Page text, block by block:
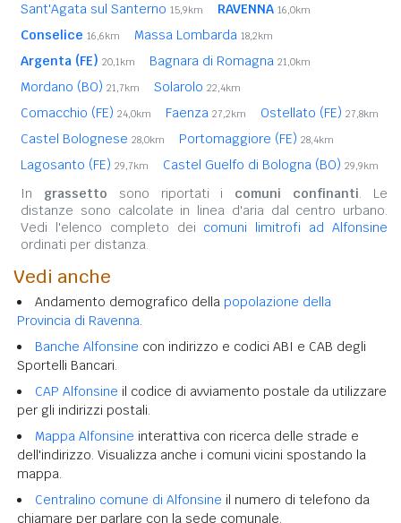
Sant'Agata sul Santerno 15,9km RAVENNA 16,0km
Conselice 16,6km Massa Lombarda 18,2km
Argenta (FE) 20,1km Bagnara di Romagna 21,0km
Mordano (BO) 21,7km Solarolo 22,4km
Comacchio (FE) 24,0km Faenza 27,2km Ostellato (FE) 27,8km
Castel Bolognese 28,0km Portomaggiore (FE) 28,4km
Lagosanto (FE) 29,7km Castel Guelfo di Bologna (BO) 29,9km
In grassetto sono riportati i comuni confinanti. Le
distanze sono calcolate in linea d'aria dal centro urbano.
Vedi l'elenco completo dei comuni limitrofi ad Alfonsine
ordinati per distanza.
Vedi anche
Andamento demografico della popolazione della
Provincia di Ravenna.
Banche Alfonsine con indirizzo e codici ABI e CAB degli
Sportelli Bancari.
CAP Alfonsine il codice di avviamento postale da utilizzare
per gli indirizzi postali.
Mappa Alfonsine interattiva con ricerca delle strade e
dell'indirizzo. Visualizza anche i comuni vicini spostando la
mappa.
Centralino comune di Alfonsine il numero di telefono da
chiamare per parlare con la sede comunale.